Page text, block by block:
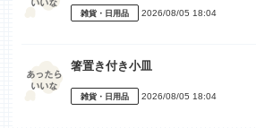
雑貨・日用品 2026/08/05 18:04
箸置き付き小皿
雑貨・日用品 2026/08/05 18:04